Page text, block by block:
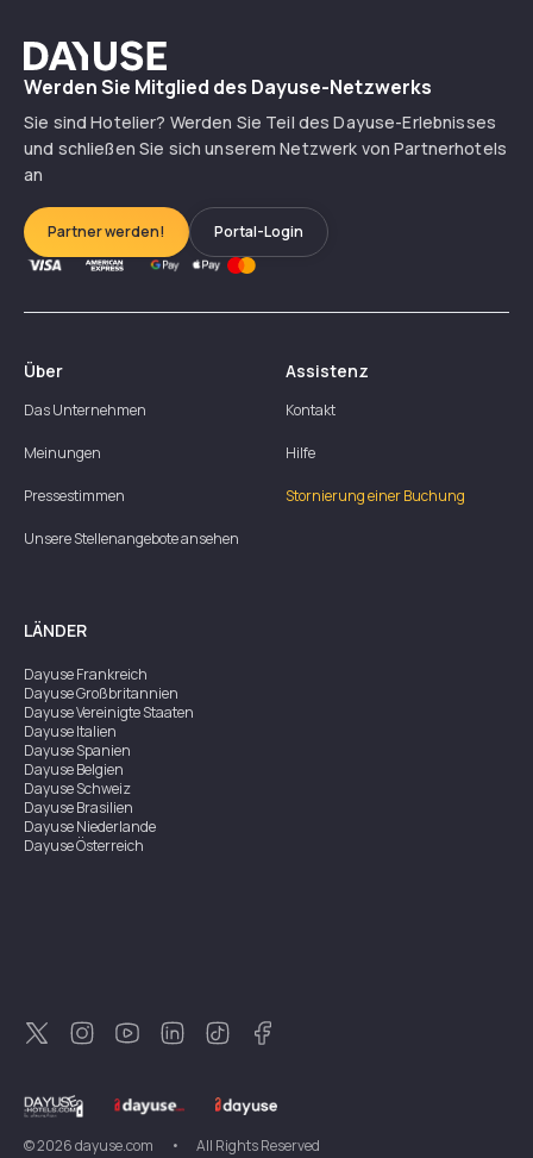
Dayuse
Werden Sie Mitglied des Dayuse-Netzwerks
Sie sind Hotelier? Werden Sie Teil des Dayuse-Erlebnisses
und schließen Sie sich unserem Netzwerk von Partnerhotels
an
Partner werden! Portal-Login
Über
Das Unternehmen
Meinungen
Pressestimmen
Unsere Stellenangebote ansehen
Assistenz
Kontakt
Hilfe
Stornierung einer Buchung
LÄNDER
DayuseFrankreich
DayuseGroßbritannien
DayuseVereinigte Staaten
DayuseItalien
DayuseSpanien
DayuseBelgien
DayuseSchweiz
DayuseBrasilien
DayuseNiederlande
DayuseÖsterreich
Korea
DayuseNeuseeland
©2026dayuse.com • All Rights Reserved